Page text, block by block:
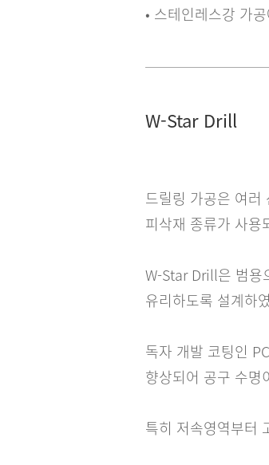
• 스테인레스강 가
W-Star Drill
드릴링 가공은 여
피삭재 종류가 사
W-Star Drill은 범용
유리하도록 설계하
독자 개발 코팅인
향상되어 공구 수명
특히 저속영역부터